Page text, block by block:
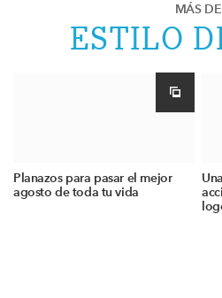
MÁS DE
ESTILO
Planazos para pasar el mejor
agosto de toda tu vida